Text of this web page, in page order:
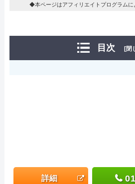
◆本ページはアフィリエイトプログラムに
目次 [閉
詳細